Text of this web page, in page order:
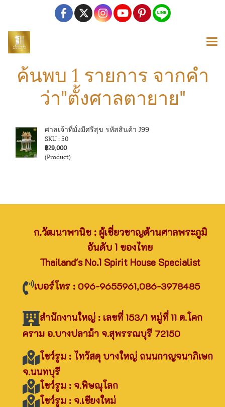
ค้นพบ 1 รายการ จากคำ
ว่า"ตั้งศาลตายาย"
ศาลเจ้าที่มั่งมีศรีสุข รหัสสินค้า J99
SKU : 50
฿29,000
(Product)
ก.วัฒนาพานิช : ผู้เชี่ยวชาญด้านศาลพระภูมิ
อันดับ 1 ของไทย
Thailand's No.1 Spirit House Specialist
เบอร์โทร : 096-9655961,086-3978485
สำนักงานใหญ่ : เลขที่ 153/1 หมู่ที่ 11 ต.โคก
คราม อ.บางปลาม้า จ.สุพรรณบุรี 72150
โชว์รูม : ไทวัสดุ บางใหญ่ ถนนกาญจนาภิเษก
จ.นนทบุรี
โชว์รูม : จ.พิษณุโลก
โชว์รูม : จ.เชียงใหม่